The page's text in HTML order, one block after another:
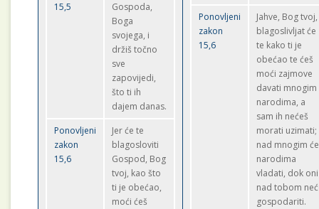
15,5
Gospoda,
Boga
svojega, i
držiš točno
sve
zapovijedi,
što ti ih
dajem danas.
Ponovljeni
zakon
15,6
Jer će te
blagosloviti
Gospod, Bog
tvoj, kao što
ti je obećao,
moći ćeš
Ponovljeni
zakon
15,6
Jahve, Bog tvoj,
blagoslivljat će
te kako ti je
obećao te ćeš
moći zajmove
davati mnogim
narodima, a
sam ih nećeš
morati uzimati;
nad mnogim
narodima
vladati, dok oni
nad tobom
gospodariti.